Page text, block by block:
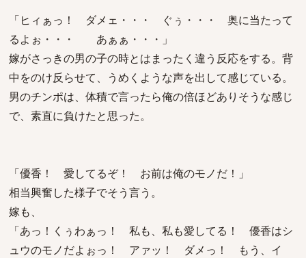
「ヒィぁっ！ ダメェ・・・ ぐぅ・・・ 奥に当たって
るよぉ・・・ あぁぁ・・・」
嫁がさっきの男の子の時とはまったく違う反応をする。背
中をのけ反らせて、うめくような声を出して感じている。
男のチンポは、体積で言ったら俺の倍ほどありそうな感じ
で、素直に負けたと思った。
「優香！ 愛してるぞ！ お前は俺のモノだ！」
相当興奮した様子でそう言う。
嫁も、
「あっ！くぅわぁっ！ 私も、私も愛してる！ 優香はシ
ュウのモノだよぉっ！ アァッ！ ダメっ！ もう、イ